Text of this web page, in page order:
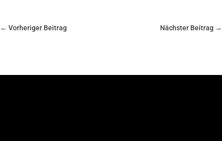
← Vorheriger Beitrag Nächster Beitrag →